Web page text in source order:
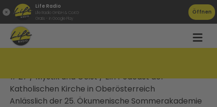
Life Radio
Life Radio GmbH & Co.KG
Gratis - in Google Play
Öffnen
# 27 / Mystik und Geist / Ein Podcast der
Katholischen Kirche in Oberösterreich
Anlässlich der 25. Ökumenische Sommerakademie